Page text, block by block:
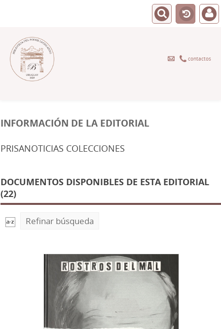
contactos
INFORMACIÓN DE LA EDITORIAL
PRISANOTICIAS COLECCIONES
DOCUMENTOS DISPONIBLES DE ESTA EDITORIAL
(22)
Refinar búsqueda